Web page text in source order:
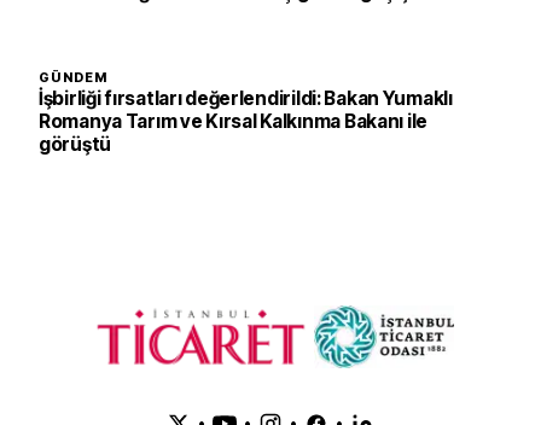
GÜNDEM
İşbirliği fırsatları değerlendirildi: Bakan Yumaklı
Romanya Tarım ve Kırsal Kalkınma Bakanı ile
görüştü